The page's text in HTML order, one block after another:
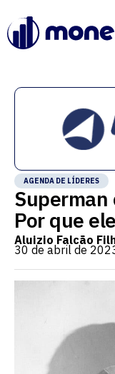
AGENDA DE LÍDERES
Superman
Por que
Aluizio Falcão
30 de abril de